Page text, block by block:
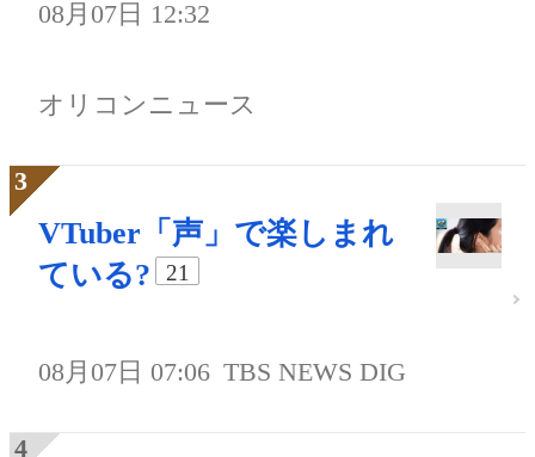
08月07日 12:32
オリコンニュース
VTuber「声」で楽しまれ
ている?
21
08月07日 07:06 TBS NEWS DIG